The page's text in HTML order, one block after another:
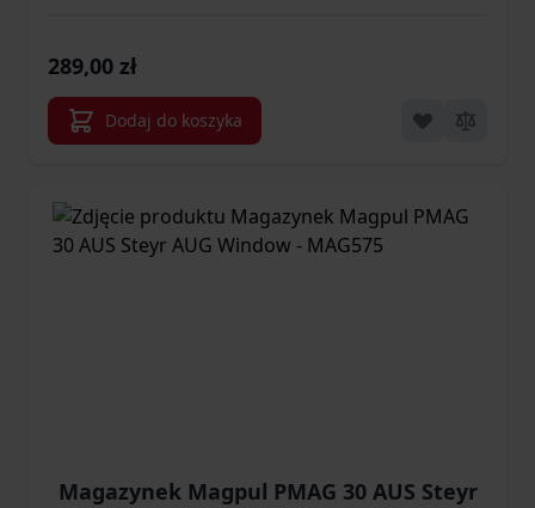
289,00 zł
Dodaj do koszyka
Magazynek Magpul PMAG 30 AUS Steyr